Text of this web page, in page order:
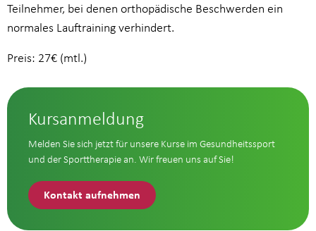
Teilnehmer, bei denen orthopädische Beschwerden ein
normales Lauftraining verhindert.
Preis: 27€ (mtl.)
Kursanmeldung
Melden Sie sich jetzt für unsere Kurse im Gesundheitssport
und der Sporttherapie an. Wir freuen uns auf Sie!
Kontakt aufnehmen